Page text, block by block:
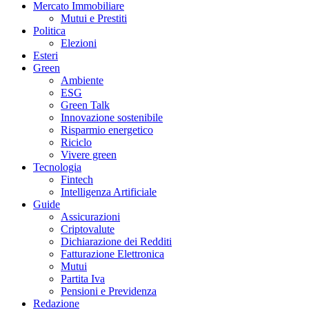
Mercato Immobiliare
Mutui e Prestiti
Politica
Elezioni
Esteri
Green
Ambiente
ESG
Green Talk
Innovazione sostenibile
Risparmio energetico
Riciclo
Vivere green
Tecnologia
Fintech
Intelligenza Artificiale
Guide
Assicurazioni
Criptovalute
Dichiarazione dei Redditi
Fatturazione Elettronica
Mutui
Partita Iva
Pensioni e Previdenza
Redazione